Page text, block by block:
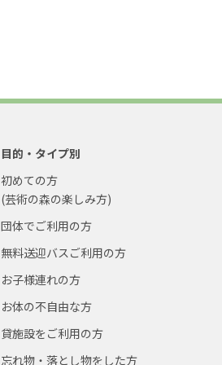
目的・タイプ別
初めての方
(芸術の森の楽しみ方)
団体でご利用の方
無料送迎バスご利用の方
お子様連れの方
お体の不自由な方
貸施設をご利用の方
忘れ物・落とし物をした方